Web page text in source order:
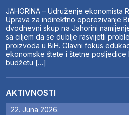
JAHORINA – Udruženje ekonomista
Uprava za indirektno oporezivanje
dvodnevni skup na Jahorini
sa ciljem da se dublje rasvijetli
proizvoda u BiH. Glavni fokus
ekonomske štete i štetne posljedice
budžetu […]
AKTIVNOSTI
22. Juna 2026.